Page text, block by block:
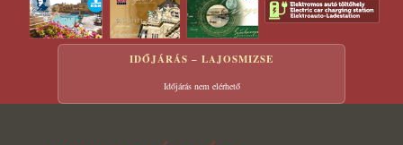
IDŐJÁRÁS – LAJOSMIZSE
Időjárás nem elérhető